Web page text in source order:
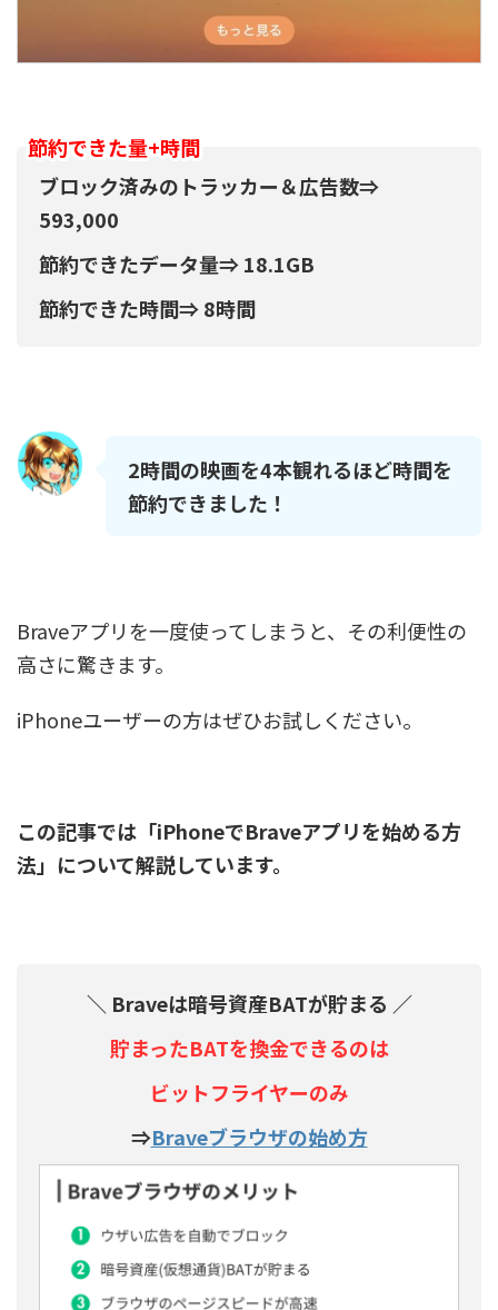
節約できた量+時間
ブロック済みのトラッカー＆広告数⇒
593,000
節約できたデータ量⇒ 18.1GB
節約できた時間⇒ 8時間
2時間の映画を4本観れるほど時間を
節約できました！
Braveアプリを一度使ってしまうと、その利便性の
高さに驚きます。
iPhoneユーザーの方はぜひお試しください。
この記事では「iPhoneでBraveアプリを始める方
法」について解説しています。
＼ Braveは暗号資産BATが貯まる ／
貯まったBATを換金できるのは
ビットフライヤーのみ
⇒Braveブラウザの始め方